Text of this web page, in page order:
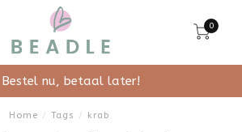
0
Bestel nu, betaal later!
Home / Tags / krab